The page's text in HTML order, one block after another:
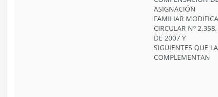
ASIGNACIÓN
FAMILIAR MODIFICA
CIRCULAR Nº 2.358,
DE 2007 Y
SIGUIENTES QUE LA
COMPLEMENTAN